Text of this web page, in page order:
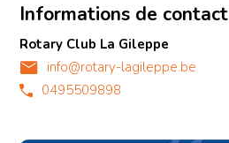
Informations de contact
Rotary Club La Gileppe
info@rotary-lagileppe.be
0495509898